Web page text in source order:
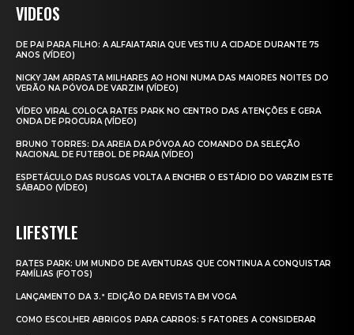
VIDEOS
DE PAI PARA FILHO: A ALFAIATARIA QUE VESTIU A CIDADE DURANTE 75
ANOS (VÍDEO)
NICKY JAM ARRASTA MILHARES AO HONI NUMA DAS MAIORES NOITES DO
VERÃO NA PÓVOA DE VARZIM (VÍDEO)
VÍDEO VIRAL COLOCA RATES PARK NO CENTRO DAS ATENÇÕES E GERA
ONDA DE PROCURA (VÍDEO)
BRUNO TORRES: DA AREIA DA PÓVOA AO COMANDO DA SELEÇÃO
NACIONAL DE FUTEBOL DE PRAIA (VÍDEO)
ESPETÁCULO DAS RUSGAS VOLTA A ENCHER O ESTÁDIO DO VARZIM ESTE
SÁBADO (VÍDEO)
LIFESTYLE
RATES PARK: UM MUNDO DE AVENTURAS QUE CONTINUA A CONQUISTAR
FAMÍLIAS (FOTOS)
LANÇAMENTO DA 3.ª EDIÇÃO DA REVISTA EM VOGA
COMO ESCOLHER ABRIGOS PARA CARROS: 5 FATORES A CONSIDERAR